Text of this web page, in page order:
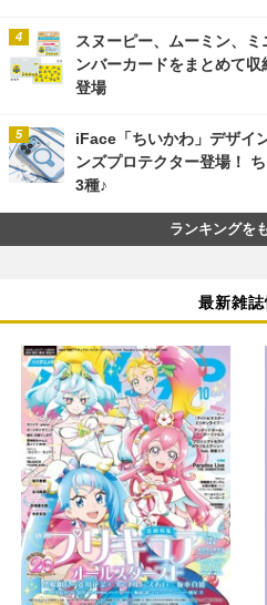
スヌーピー、ムーミン、
ンバーカードをまとめて
登場
iFace「ちいかわ」デザイ
ンズプロテクター登場！
3種♪
ランキングを
最新雑誌